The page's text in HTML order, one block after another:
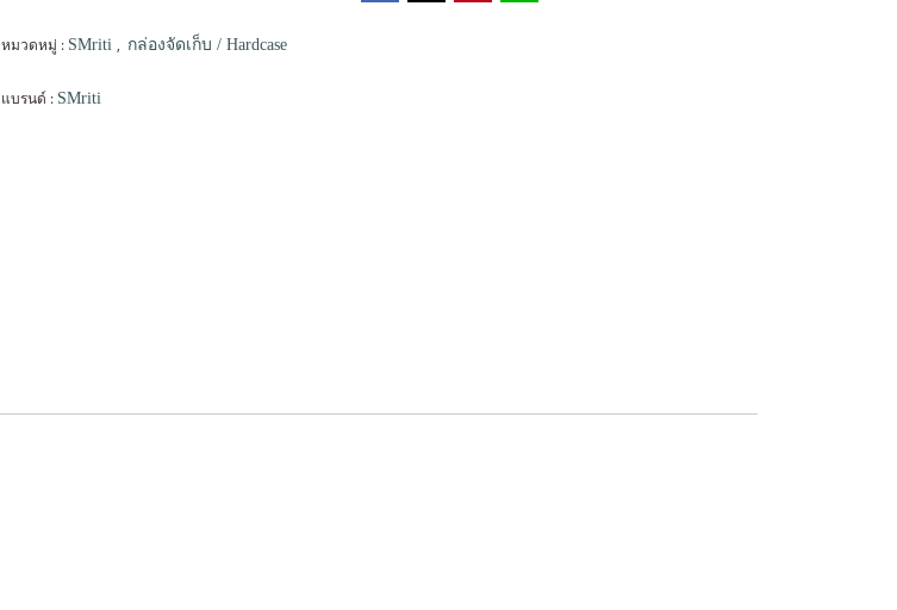
หมวดหมู่ : SMriti , กล่องจัดเก็บ / Hardcase
แบรนด์ : SMriti